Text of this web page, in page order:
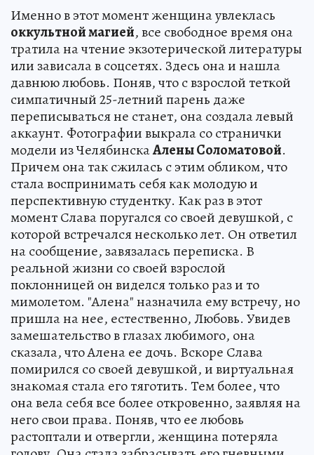
Именно в этот момент женщина увлеклась
оккультной магией, все свободное время она
тратила на чтение экзотерической литературы
или зависала в соцсетях. Здесь она и нашла
давнюю любовь. Поняв, что с взрослой теткой
симпатичный 25-летний парень даже
переписываться не станет, она создала левый
аккаунт. Фотографии выкрала со странички
модели из ЧелябинскаАлены Соломатовой.
Причем она так сжилась с этим обликом, что
стала воспринимать себя как молодую и
перспективную студентку. Как раз в этот
момент Слава поругался со своей девушкой, с
которой встречался несколько лет. Он ответил
на сообщение, завязалась переписка. В
реальной жизни со своей взрослой
поклонницей он виделся только раз и то
мимолетом. "Алена" назначила ему встречу, но
пришла на нее, естественно, Любовь. Увидев
замешательство в глазах любимого, она
сказала, что Алена ее дочь. Вскоре Слава
помирился со своей девушкой, и виртуальная
знакомая стала его тяготить. Тем более, что
она вела себя все более откровенно, заявляя на
него свои права. Поняв, что ее любовь
растоптали и отвергли, женщина потеряла